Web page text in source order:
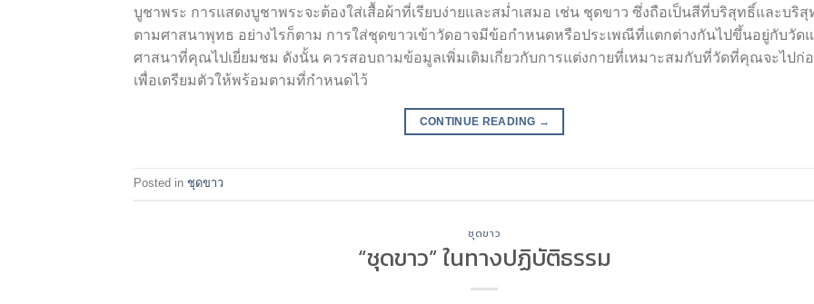
บูชาพระ การแสดงบูชาพระจะต้องใส่เสื้อผ้าที่เรียบง่ายและสม่ำเสมอ เช่น ชุดขาว ซึ่งถือเป็นสีที่บริสุทธิ์และบริสุ
ตามศาสนาพุทธ อย่างไรก็ตาม การใส่ชุดขาวเข้าวัดอาจมีข้อกำหนดหรือประเพณีที่แตกต่างกันไปขึ้นอยู่กับวัด
ศาสนาที่คุณไปเยี่ยมชม ดังนั้น ควรสอบถามข้อมูลเพิ่มเติมเกี่ยวกับการแต่งกายที่เหมาะสมกับที่วัดที่คุณจะไปก่
เพื่อเตรียมตัวให้พร้อมตามที่กำหนดไว้
CONTINUE READING →
Posted in ชุดขาว
ชุดขาว
“ชุดขาว” ในทางปฏิบัติธรรม